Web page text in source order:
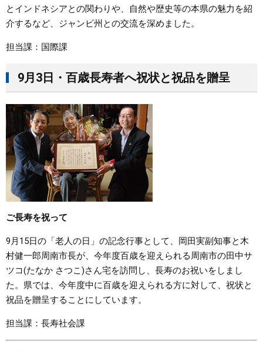
とインドネシアとの関わりや、自然や歴史等の本県の魅力を紹
介するなど、ジャンビ州との交流を深めました。
担当課：国際課
9月3日・百歳長寿者へ祝状と祝品を贈呈
ご長寿を祝って
9月15日の「老人の日」の記念行事として、岡田実副知事と木
村健一郎周南市長が、今年度百歳を迎えられる周南市の田中サ
ツコ(たなか さつこ)さん宅を訪問し、長寿のお祝いをしまし
た。県では、今年度中に百歳を迎えられる方に対して、祝状と
祝品を贈呈することにしています。
担当課：長寿社会課